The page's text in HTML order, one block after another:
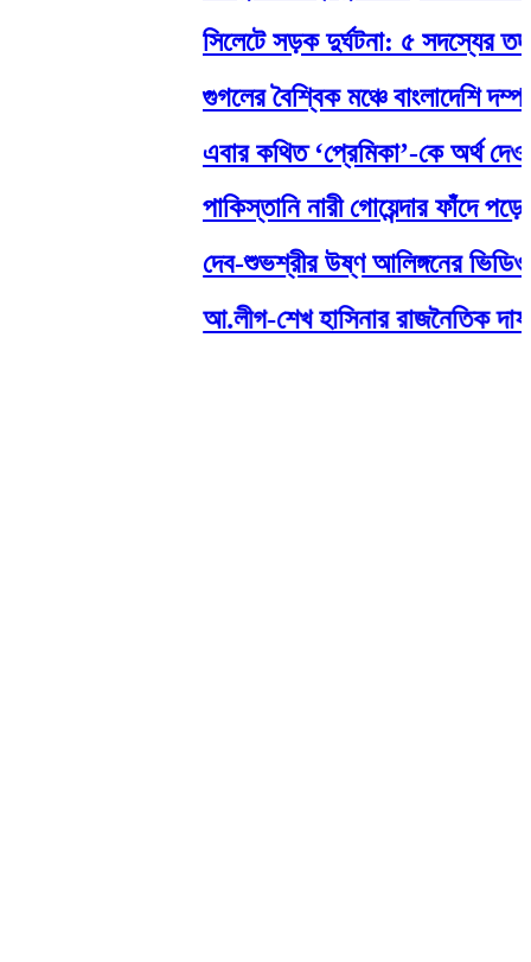
সিলেটে সড়ক দুর্ঘটনা: ৫ সদস্যের
গুগলের বৈশ্বিক মঞ্চে বাংলাদেশি দম্পতি
এবার কথিত ‘প্রেমিকা’-কে অর্থ
পাকিস্তানি নারী গোয়েন্দার ফাঁদে
দেব-শুভশ্রীর উষ্ণ আলিঙ্গনের ভিডিও
আ.লীগ-শেখ হাসিনার রাজনৈতিক দাফন